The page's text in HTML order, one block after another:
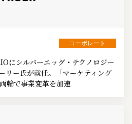
コーポレート
にシルバーエッグ・テクノロジー
リー氏が就任。「マーケティング
輪で事業変革を加速